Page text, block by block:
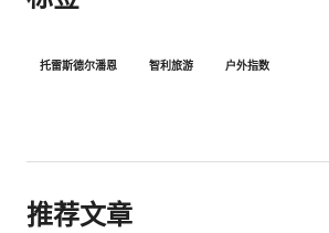
托雷斯德尔潘恩 智利旅游 户外指数
推荐文章